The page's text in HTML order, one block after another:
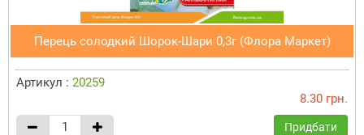
Перець солодкий Шорок-Шари 0,3г (Флора Маркет)
Артикул : 20259
8.30 грн.
Придбати